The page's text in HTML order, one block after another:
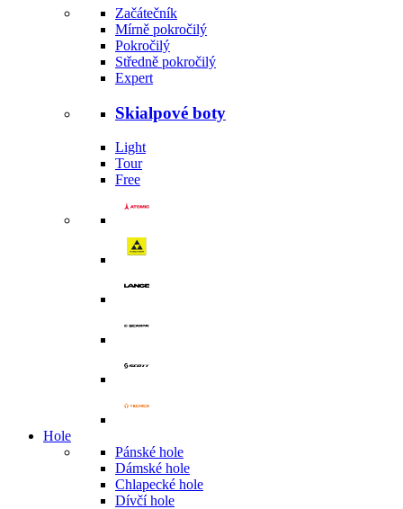
Začátečník
Mírně pokročilý
Pokročilý
Středně pokročilý
Expert
Skialpové boty
Light
Tour
Free
Hole
Pánské hole
Dámské hole
Chlapecké hole
Dívčí hole